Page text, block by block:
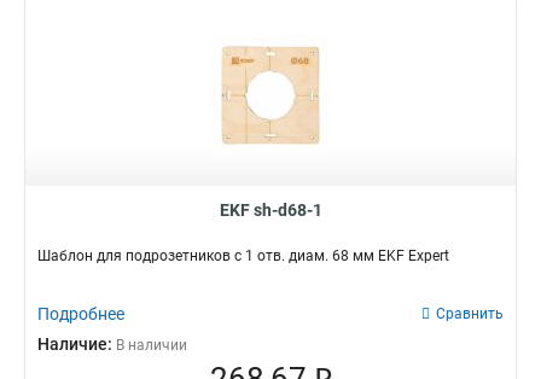
EKF sh-d68-1
Шаблон для подрозетников c 1 отв. диам. 68 мм EKF Expert
Подробнее Сравнить
Наличие: В наличии